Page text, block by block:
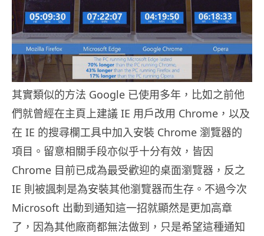
其實類似的方法 Google 已使用多年，比如之前他
們就曾經在主頁上建議 IE 用戶改用 Chrome，以及
在 IE 的搜尋欄工具中加入安裝 Chrome 瀏覽器的
項目。留意相關手段亦似乎十分有效，皆因
Chrome 目前已成為最受歡迎的桌面瀏覽器，反之
IE 則被諷刺是為安裝其他瀏覽器而生存。不過今次
Microsoft 出動到通知這一招就顯然是更加高章
了，因為其他廠商都無法做到，只是希望這種通知